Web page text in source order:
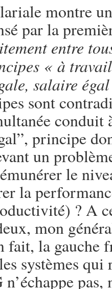
montre
par la
entre
« à
salaire
sont
conduit
principe
un
le
la
? A
mon
fait, la gauche
systèmes
pas,